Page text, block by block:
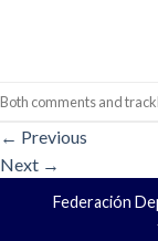
Both comments and
← Previous
Next →
Federación